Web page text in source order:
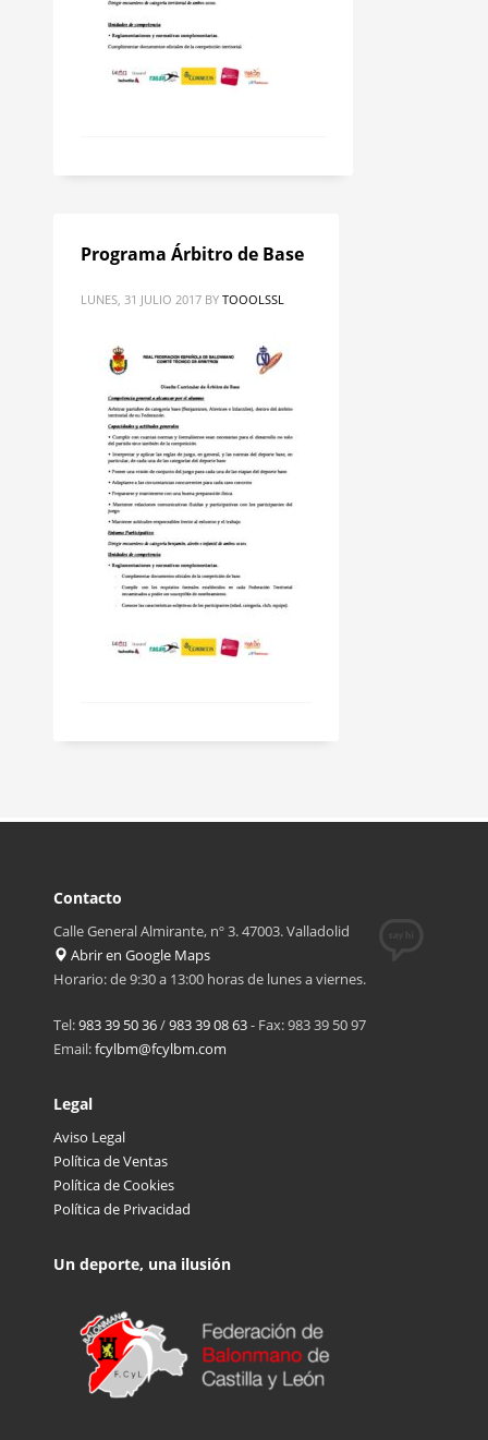
Programa Árbitro de Base
LUNES, 31 JULIO 2017 BY TOOOLSSL
Contacto
Calle General Almirante, nº 3. 47003. Valladolid
Abrir en Google Maps
Horario: de 9:30 a 13:00 horas de lunes a viernes.
Tel:983 39 50 36/983 39 08 63- Fax: 983 39 50 97
Email:fcylbm@fcylbm.com
Legal
Aviso Legal
Política de Ventas
Política de Cookies
Política de Privacidad
Un deporte, una ilusión